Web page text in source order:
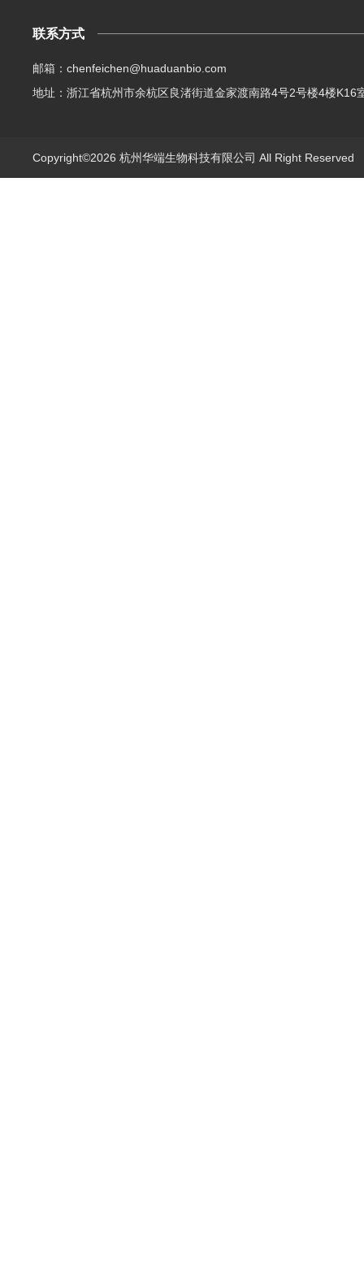
联系方式
邮箱：chenfeichen@huaduanbio.com
地址：浙江省杭州市余杭区良渚街道金家渡南路4号2号楼4楼K16
Copyright©2026 杭州华端生物科技有限公司 All Right